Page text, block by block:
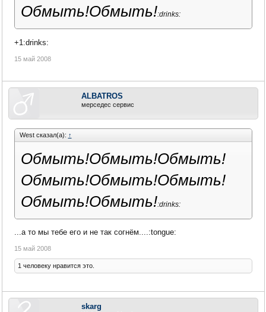
Обмыть!Обмыть!:drinks:
+1:drinks:
15 май 2008
ALBATROS
мерседес сервис
West сказал(а): ↑
Обмыть!Обмыть!Обмыть!
Обмыть!Обмыть!Обмыть!
Обмыть!Обмыть!:drinks:
...а то мы тебе его и не так согнём....:tongue:
15 май 2008
1 человеку нравится это.
skarg